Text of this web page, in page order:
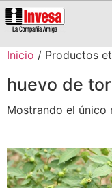
Inicio / Productos
huevo de
Mostrando el único